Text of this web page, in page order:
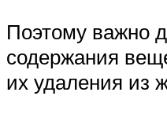
Поэтому важно
содержания
их удаления из